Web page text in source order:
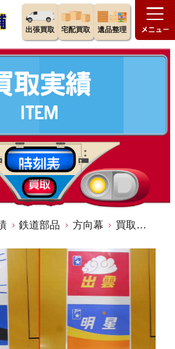
出張買取 宅配買取 遺品整理
鉄道部品 方向幕 買取価格：100,000円 24系客車・方向幕・テールマーク・澤田商工㈱・みずほ・はやぶさ・富士・あさかぜ・瀬戸・紀伊・出雲・明星・彗星・あかつき